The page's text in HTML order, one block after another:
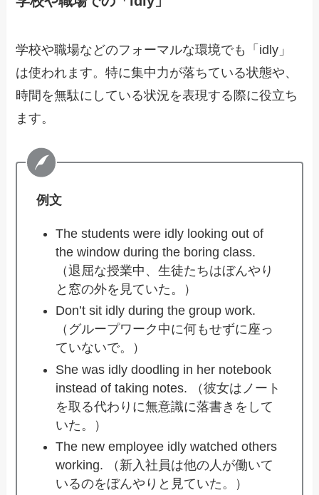
学校や職場などのフォーマルな環境でも「idly」
は使われます。特に集中力が落ちている状態や、
時間を無駄にしている状況を表現する際に役立ち
ます。
例文
The students were idly looking out of
the window during the boring class.
（退屈な授業中、生徒たちはぼんやり
と窓の外を見ていた。）
Don’t sit idly during the group work.
（グループワーク中に何もせずに座っ
ていないで。）
She was idly doodling in her notebook
instead of taking notes. （彼女はノート
を取る代わりに無意識に落書きをして
いた。）
The new employee idly watched others
working. （新入社員は他の人が働いて
いるのをぼんやりと見ていた。）